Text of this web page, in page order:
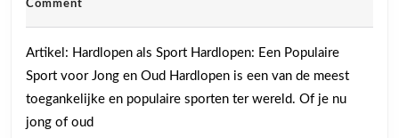
Comment
Artikel: Hardlopen als Sport Hardlopen: Een Populaire
Sport voor Jong en Oud Hardlopen is een van de meest
toegankelijke en populaire sporten ter wereld. Of je nu
jong of oud